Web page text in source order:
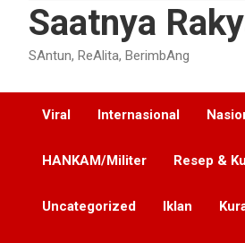
Saatnya
SAntun, ReAlita, BerimbAng
Viral Internasional
HANKAM/Militer Resep &
Uncategorized Iklan